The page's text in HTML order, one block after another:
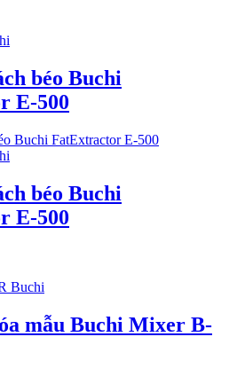
béo Buchi
E-500
béo Buchi
E-500
Buchi
mẫu Buchi Mixer B-